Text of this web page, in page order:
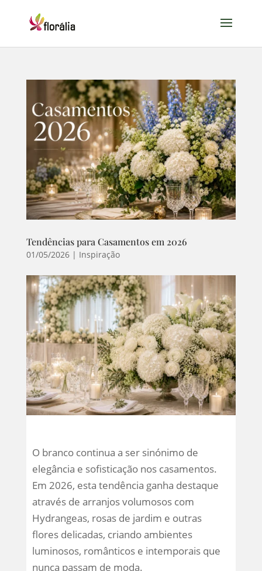
Tendências para Casamentos em 2026
01/05/2026| Inspiração
O branco continua a ser sinónimo de
elegância e sofisticação nos casamentos.
Em 2026, esta tendência ganha destaque
através de arranjos volumosos com
Hydrangeas, rosas de jardim e outras
flores delicadas, criando ambientes
luminosos, românticos e intemporais que
nunca passam de moda.